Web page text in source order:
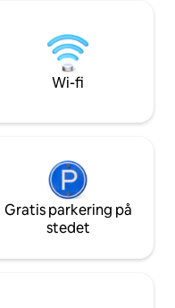
af
og
SMUKKE
LUKSURIØSE
BRUSERE
ELKØRETØJER
OVERFLADER PÅ
Wi-fi
Gratis parkering på
stedet